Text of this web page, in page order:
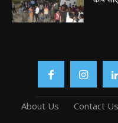
About Us Contact Us